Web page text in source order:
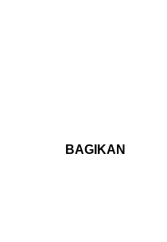
BAGIKAN